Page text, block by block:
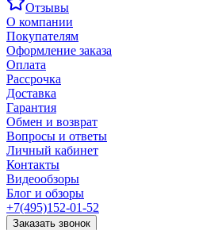
Отзывы
О компании
Покупателям
Оформление заказа
Оплата
Рассрочка
Доставка
Гарантия
Обмен и возврат
Вопросы и ответы
Личный кабинет
Контакты
Видеообзоры
Блог и обзоры
+7(495)152-01-52
Заказать звонок